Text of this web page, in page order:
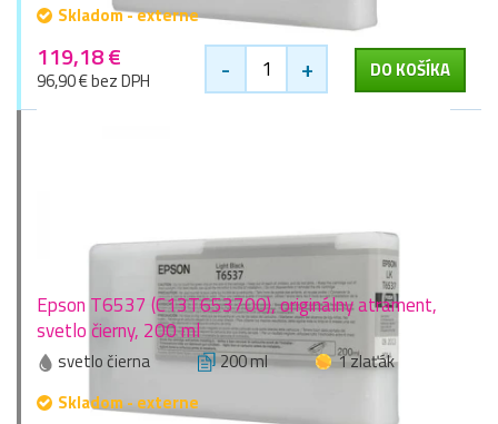
Skladom - externe
119,18 €
96,90 € bez DPH - + DO KOŠÍKA
Epson T6537 (C13T653700), originálny atrament,
svetlo čierny, 200 ml
svetlo čierna 200 ml
1 zlaťák
Skladom - externe